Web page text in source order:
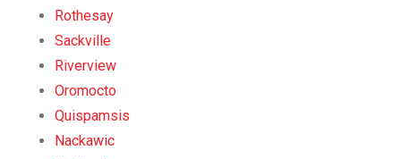
Rothesay
Sackville
Riverview
Oromocto
Quispamsis
Nackawic